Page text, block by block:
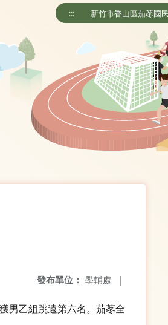
::: 新竹市香山區茄苳國
發布單位： 學輔處 |
男乙組跳遠第六名。茄苳全